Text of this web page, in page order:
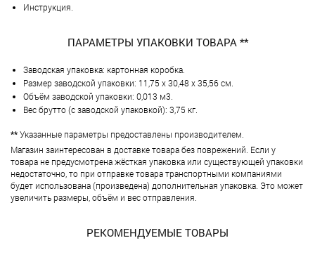
Инструкция.
ПАРАМЕТРЫ УПАКОВКИ ТОВАРА **
Заводская упаковка: картонная коробка.
Размер заводской упаковки: 11,75 х 30,48 х 35,56 см.
Объём заводской упаковки: 0,013 м3.
Вес брутто (с заводской упаковкой): 3,75 кг.
**Указанные параметры предоставлены производителем.
Магазин заинтересован в доставке товара без поврежений. Если у
товара не предусмотрена жёсткая упаковка или существующей упаковки
недостаточно, то при отправке товара транспортными компаниями
будет использована (произведена) дополнительная упаковка. Это может
увеличить размеры, объём и вес отправления.
РЕКОМЕНДУЕМЫЕ ТОВАРЫ